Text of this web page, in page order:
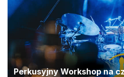
Perkusyjny Workshop na